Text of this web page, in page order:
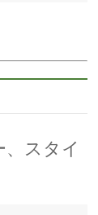
、スタイ